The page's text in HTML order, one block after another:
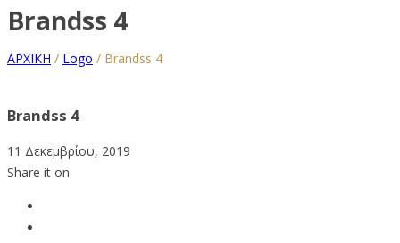
Brandss 4
ΑΡΧΙΚΗ / Logo / Brandss 4
Brandss 4
11 Δεκεμβρίου, 2019
Share it on